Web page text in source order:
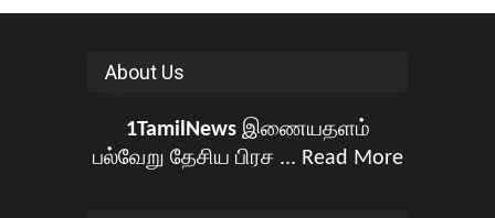
About Us
1TamilNewsஇணையதளம்
பல்வேறு தேசிய பிரச ... Read More